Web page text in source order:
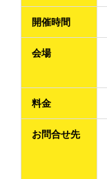
開催時間
会場
料金
お問合せ先